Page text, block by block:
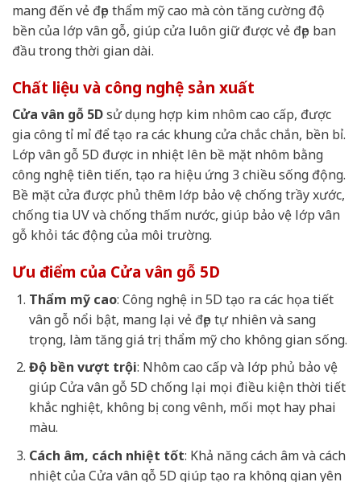
mang đến vẻ đẹp thẩm mỹ cao mà còn tăng cường độ
bền của lớp vân gỗ, giúp cửa luôn giữ được vẻ đẹp ban
đầu trong thời gian dài.
Chất liệu và công nghệ sản xuất
Cửa vân gỗ 5Dsử dụng hợp kim nhôm cao cấp, được
gia công tỉ mỉ để tạo ra các khung cửa chắc chắn, bền bỉ.
Lớp vân gỗ 5D được in nhiệt lên bề mặt nhôm bằng
công nghệ tiên tiến, tạo ra hiệu ứng 3 chiều sống động.
Bề mặt cửa được phủ thêm lớp bảo vệ chống trầy xước,
chống tia UV và chống thấm nước, giúp bảo vệ lớp vân
gỗ khỏi tác động của môi trường.
Ưu điểm của Cửa vân gỗ 5D
Thẩm mỹ cao: Công nghệ in 5D tạo ra các họa tiết
vân gỗ nổi bật, mang lại vẻ đẹp tự nhiên và sang
trọng, làm tăng giá trị thẩm mỹ cho không gian sống.
Độ bền vượt trội: Nhôm cao cấp và lớp phủ bảo vệ
giúp Cửa vân gỗ 5D chống lại mọi điều kiện thời tiết
khắc nghiệt, không bị cong vênh, mối mọt hay phai
màu.
Cách âm, cách nhiệt tốt: Khả năng cách âm và cách
nhiệt của Cửa vân gỗ 5D giúp tạo ra không gian yên